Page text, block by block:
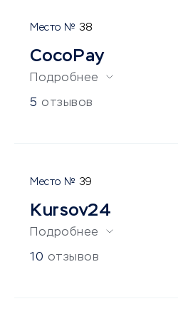
38
CocoPay
Подробнее
5 отзывов
39
Kursov24
Подробнее
10 отзывов